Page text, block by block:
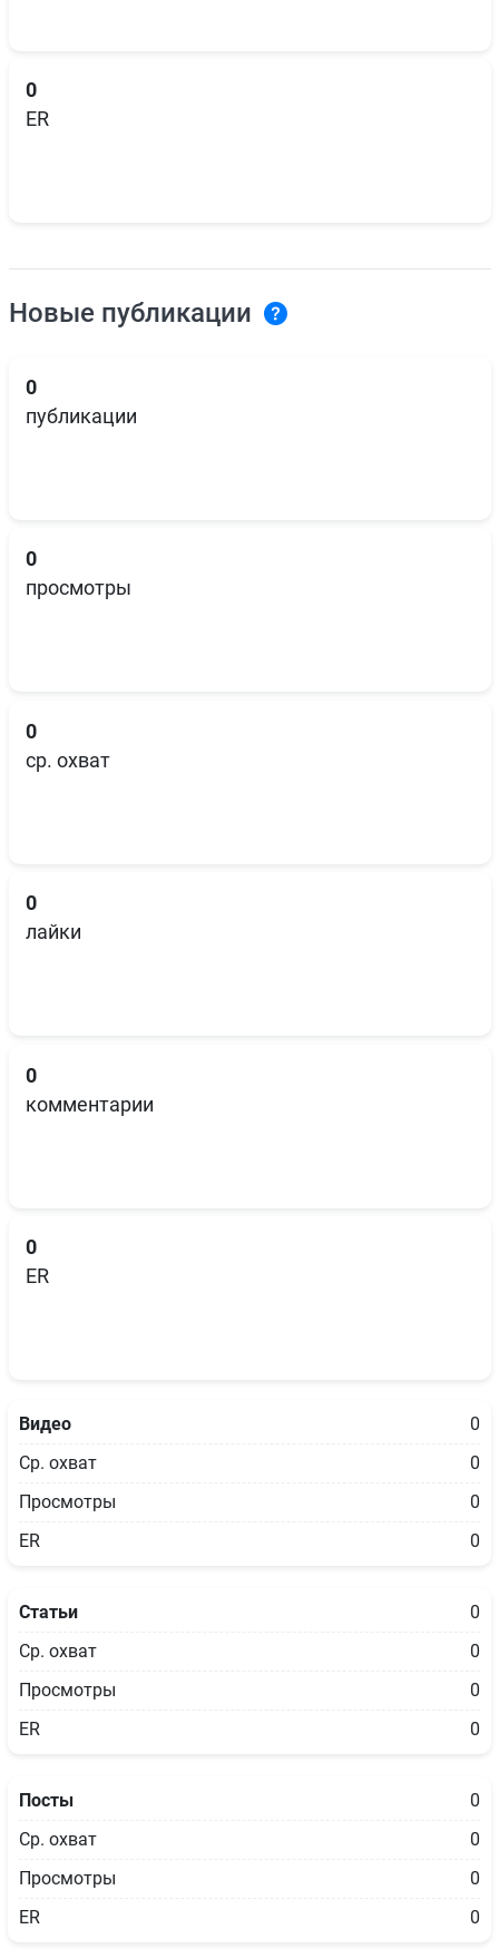
0
ER
Новые публикации
0
публикации
0
просмотры
0
ср. охват
0
лайки
0
комментарии
0
ER
Видео
0
Ср. охват
0
Просмотры
0
ER
0
Статьи
0
Ср. охват
0
Просмотры
0
ER
0
Посты
0
Ср. охват
0
Просмотры
0
ER
0